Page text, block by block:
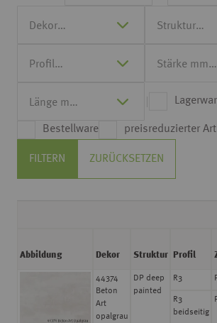
Bestellware preisreduzierter
FILTERN ZURÜCKSETZEN
44374
Beton
Art
opalgrau
DP deep
painted
R3
R3
beidseitig
Abbildung Dekor Struktur Profil